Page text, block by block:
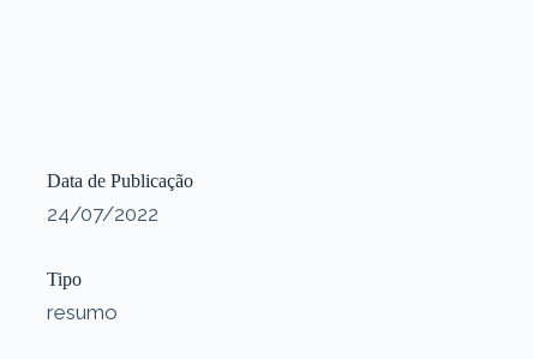
Data de Publicação
24/07/2022
Tipo
resumo